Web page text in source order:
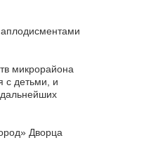
аплодисментами
микрорайона
с детьми, и
Дворца